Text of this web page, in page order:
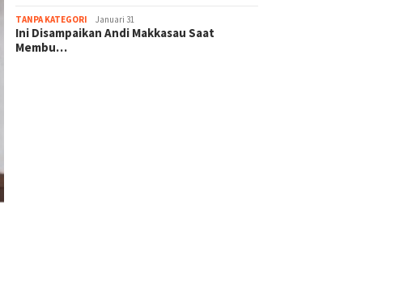
TANPA KATEGORI Januari 31
Ini Disampaikan Andi Makkasau Saat
Membu…